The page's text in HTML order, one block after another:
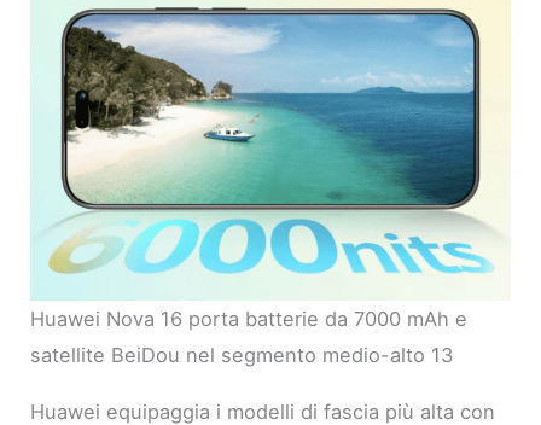
Huawei Nova 16 porta batterie da 7000 mAh e
satellite BeiDou nel segmento medio-alto 13
Huawei equipaggia i modelli di fascia più alta con